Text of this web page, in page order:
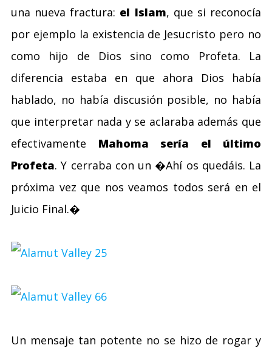
una nueva fractura: el Islam, que si reconocía
por ejemplo la existencia de Jesucristo pero no
como hijo de Dios sino como Profeta. La
diferencia estaba en que ahora Dios había
hablado, no había discusión posible, no había
que interpretar nada y se aclaraba además que
efectivamente Mahoma sería el último
Profeta. Y cerraba con un �Ahí os quedáis. La
próxima vez que nos veamos todos será en el
Juicio Final.�
Un mensaje tan potente no se hizo de rogar y